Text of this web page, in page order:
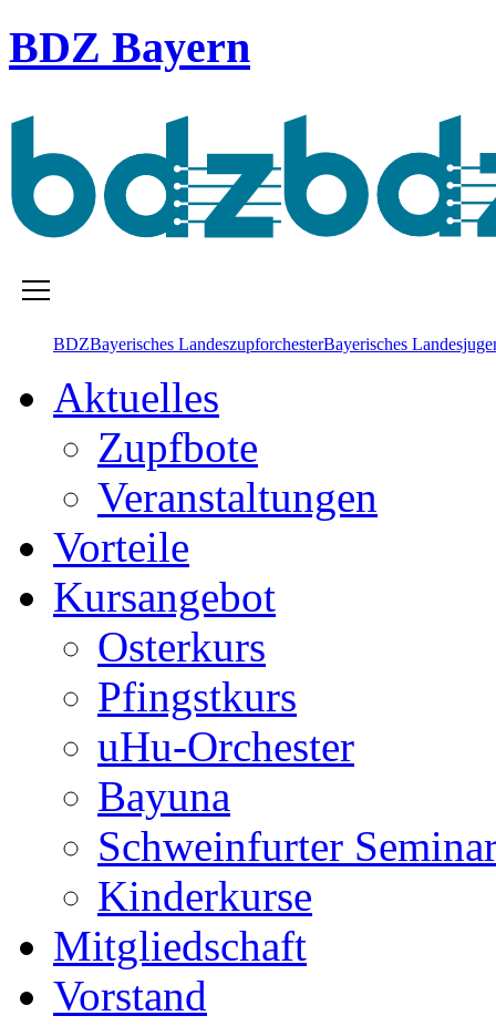
BDZ Bayern
BDZBayerisches Landes­zupforchesterBayerisches
Aktuelles
Zupfbote
Veranstaltungen
Vorteile
Kursangebot
Osterkurs
Pfingstkurs
uHu-Orchester
Bayuna
Schweinfurter
Kinderkurse
Mitgliedschaft
Vorstand